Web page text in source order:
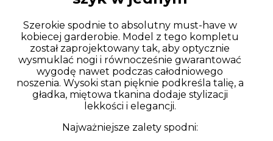
Szerokie spodnie to absolutny must-have w
kobiecej garderobie. Model z tego kompletu
został zaprojektowany tak, aby optycznie
wysmuklać nogi i równocześnie gwarantować
wygodę nawet podczas całodniowego
noszenia. Wysoki stan pięknie podkreśla talię, a
gładka, miętowa tkanina dodaje stylizacji
lekkości i elegancji.
Najważniejsze zalety spodni: